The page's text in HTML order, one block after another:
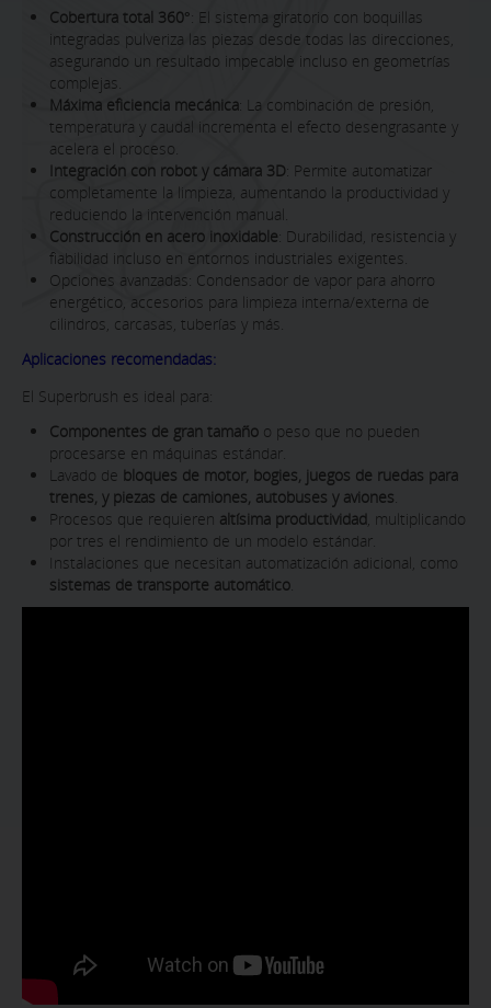
Cobertura total 360°: El sistema giratorio con boquillas
integradas pulveriza las piezas desde todas las direcciones,
asegurando un resultado impecable incluso en geometrías
complejas.
Máxima eficiencia mecánica: La combinación de presión,
temperatura y caudal incrementa el efecto desengrasante y
acelera el proceso.
Integración con robot y cámara 3D: Permite automatizar
completamente la limpieza, aumentando la productividad y
reduciendo la intervención manual.
Construcción en acero inoxidable: Durabilidad, resistencia y
fiabilidad incluso en entornos industriales exigentes.
Opciones avanzadas: Condensador de vapor para ahorro
energético, accesorios para limpieza interna/externa de
cilindros, carcasas, tuberías y más.
Aplicaciones recomendadas:
El Superbrush es ideal para:
Componentes de gran tamaño o peso que no pueden
procesarse en máquinas estándar.
Lavado de bloques de motor, bogies, juegos de ruedas para
trenes, y piezas de camiones, autobuses y aviones.
Procesos que requieren altísima productividad, multiplicando
por tres el rendimiento de un modelo estándar.
Instalaciones que necesitan automatización adicional, como
sistemas de transporte automático.